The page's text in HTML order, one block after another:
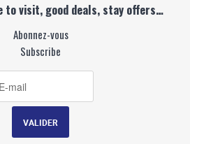
to visit, good deals, stay offers…
Abonnez-vous
Subscribe